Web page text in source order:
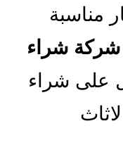
مناسبة
شركة شراء
على شراء